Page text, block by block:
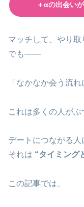
＋αの出会い
マッチして、やり取
でも――
「なかなか会う流
これは多くの人がぶ
デートにつながる人
それは “タイミング
この記事では、